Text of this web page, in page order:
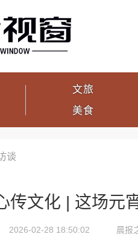
文旅
美食
谈
传文化 | 这场元
2026-02-28 18:50:02 晨报